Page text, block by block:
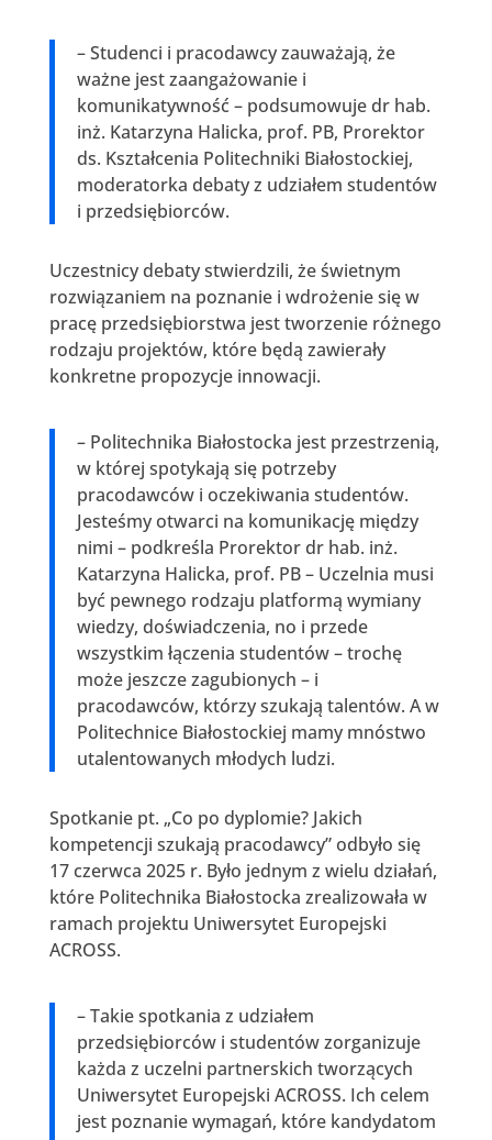
– Studenci i pracodawcy zauważają, że
ważne jest zaangażowanie i
komunikatywność – podsumowuje dr hab.
inż. Katarzyna Halicka, prof. PB, Prorektor
ds. Kształcenia Politechniki Białostockiej,
moderatorka debaty z udziałem studentów
i przedsiębiorców.
Uczestnicy debaty stwierdzili, że świetnym
rozwiązaniem na poznanie i wdrożenie się w
pracę przedsiębiorstwa jest tworzenie różnego
rodzaju projektów, które będą zawierały
konkretne propozycje innowacji.
– Politechnika Białostocka jest przestrzenią,
w której spotykają się potrzeby
pracodawców i oczekiwania studentów.
Jesteśmy otwarci na komunikację między
nimi – podkreśla Prorektor dr hab. inż.
Katarzyna Halicka, prof. PB – Uczelnia musi
być pewnego rodzaju platformą wymiany
wiedzy, doświadczenia, no i przede
wszystkim łączenia studentów – trochę
może jeszcze zagubionych – i
pracodawców, którzy szukają talentów. A w
Politechnice Białostockiej mamy mnóstwo
utalentowanych młodych ludzi.
Spotkanie pt. „Co po dyplomie? Jakich
kompetencji szukają pracodawcy” odbyło się
17 czerwca 2025 r. Było jednym z wielu działań,
które Politechnika Białostocka zrealizowała w
ramach projektu Uniwersytet Europejski
ACROSS.
– Takie spotkania z udziałem
przedsiębiorców i studentów zorganizuje
każda z uczelni partnerskich tworzących
Uniwersytet Europejski ACROSS. Ich celem
jest poznanie wymagań, które kandydatom